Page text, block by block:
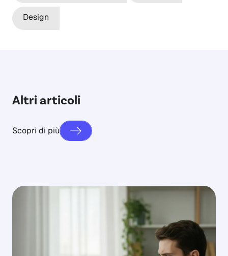
Design
Altri articoli
Scopri di più